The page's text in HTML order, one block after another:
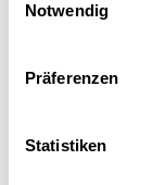
Notwendig
Präferenzen
Statistiken